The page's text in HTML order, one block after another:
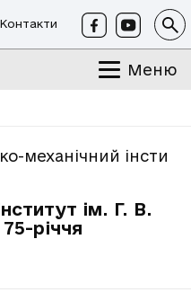
Контакти
Меню
механічний
ім. Г. В.
річчя